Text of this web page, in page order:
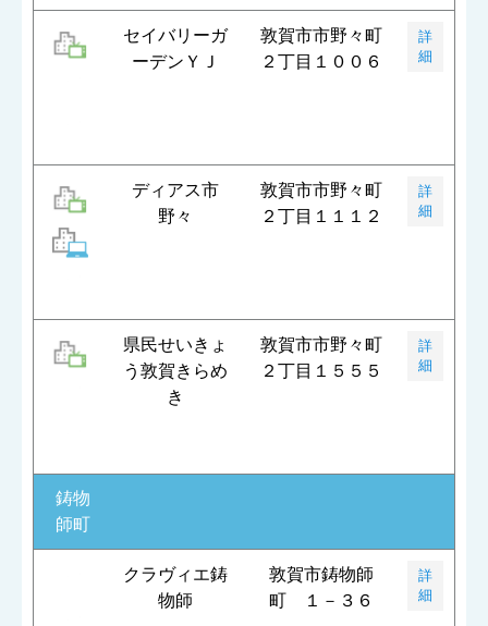
セイバリーガ
ーデンＹＪ
敦賀市市野々町
２丁目１００６
詳
細
ディアス市
野々
敦賀市市野々町
２丁目１１１２
詳
細
県民せいきょ
う敦賀きらめ
き
敦賀市市野々町
２丁目１５５５
詳
細
鋳物
師町
クラヴィエ鋳
物師
敦賀市鋳物師
町 １－３６
詳
細